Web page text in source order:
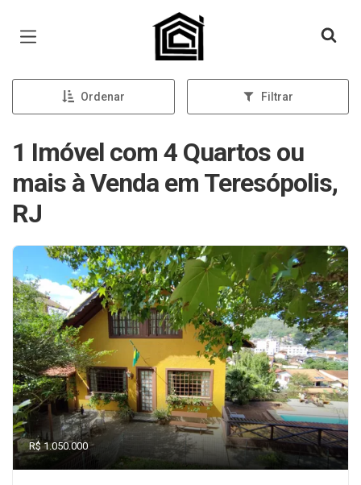
Página inicial
Ordenar Filtrar
1 Imóvel com 4 Quartos ou
mais à Venda em Teresópolis,
RJ
R$ 1.050.000